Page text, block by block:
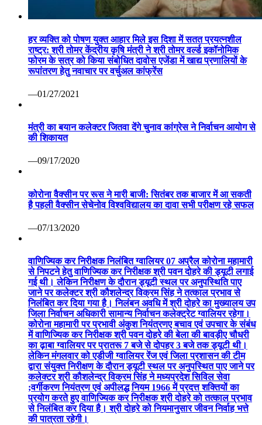
हर व्यक्ति को पोषण युक्त आहार मिले इस दिशा में सतत प्रयत्नशील
राष्ट्र: श्री तोमर केंद्रीय कृषि मंत्री ने श्री तोमर वर्ल्ड इकॉनोमिक
फोरम के सत्र को किया संबोधित दावोस एजेंडा में खाद्य प्रणालियों के
रूपांतरण हेतु नवाचार पर वर्चुअल कांफ्रेंस
—01/27/2021
मंत्री का बयान कलेक्टर जितवा देंगे चुनाव कांग्रेस ने निर्वाचन आयोग से
की शिकायत
—09/17/2020
कोरोना वैक्सीन पर रूस ने मारी बाजी: सितंबर तक बाजार में आ सकती
है पहली वैक्सीन सेचेनोव विश्वविद्यालय का दावा सभी परीक्षण रहे सफल
—07/13/2020
वाणिज्यिक कर निरीक्षक निलंबित ग्वालियर 07 अप्रैल कोरोना महामारी
से निपटने हेतु वाणिज्यिक कर निरीक्षक श्री पवन दोहरे की ड्यूटी लगाई
गई थी। लेकिन निरीक्षण के दौरान ड्यूटी स्थल पर अनुपस्थिति पाए
जाने पर कलेक्टर श्री कौशलेन्द्र विक्रम सिंह ने तत्काल प्रभाव से
निलंबित कर दिया गया है। निलंबन अवधि में श्री दोहरे का मुख्यालय उप
जिला निर्वाचन अधिकारी सामान्य निर्वाचन कलेक्ट्रेट ग्वालियर रहेगा।
कोरोना महामारी पर प्रभावी अंकुश नियंत्रणए बचाव एवं उपचार के संबंध
में वाणिज्यिक कर निरीक्षक श्री पवन दोहरे की बेला की बावड़ीए चौधरी
का ढ़ाबा ग्वालियर पर प्रातरू 7 बजे से दोपहर 3 बजे तक ड्यूटी थी।
लेकिन मंगलवार को एडीजी ग्वालियर रेंज एवं जिला प्रशासन की टीम
द्वारा संयुक्त निरीक्षण के दौरान ड्यूटी स्थल पर अनुपस्थित पाए जाने पर
कलेक्टर श्री कौशलेन्द्र विक्रम सिंह ने मध्यप्रदेश सिविल सेवा
;वर्गीकरण नियंत्रण एवं अपीलद्ध नियम 1966 में प्रदत्त शक्तियों का
प्रयोग करते हुए वाणिज्यिक कर निरीक्षक श्री दोहरे को तत्काल प्रभाव
से निलंबित कर दिया है। श्री दोहरे को नियमानुसार जीवन निर्वाह भत्ते
की पात्रता रहेगी।